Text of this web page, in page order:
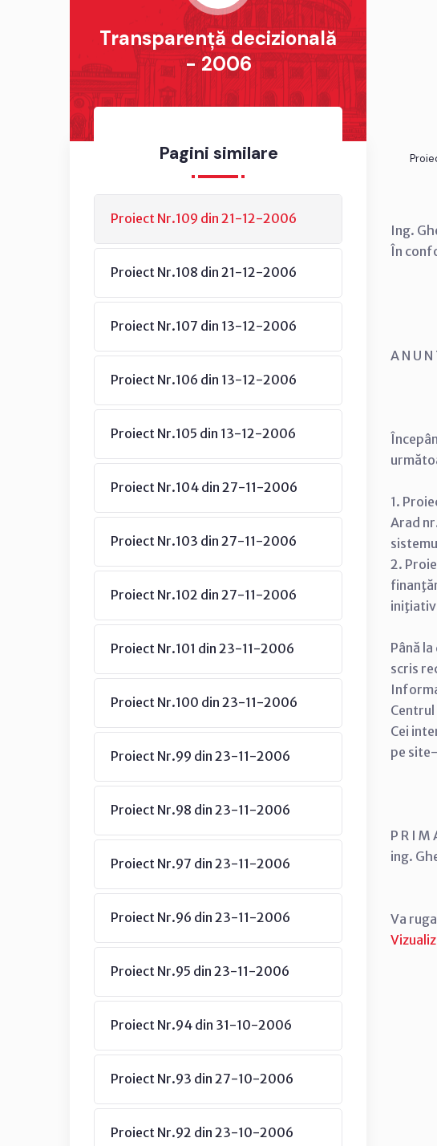
Transparență decizională
- 2006
Pagini similare
Proiect Nr.109 din 21-12-2006
Proiect Nr.108 din 21-12-2006
Proiect Nr.107 din 13-12-2006
Proiect Nr.106 din 13-12-2006
Proiect Nr.105 din 13-12-2006
Proiect Nr.104 din 27-11-2006
Proiect Nr.103 din 27-11-2006
Proiect Nr.102 din 27-11-2006
Proiect Nr.101 din 23-11-2006
Proiect Nr.100 din 23-11-2006
Proiect Nr.99 din 23-11-2006
Proiect Nr.98 din 23-11-2006
Proiect Nr.97 din 23-11-2006
Proiect Nr.96 din 23-11-2006
Proiect Nr.95 din 23-11-2006
Proiect Nr.94 din 31-10-2006
Proiect Nr.93 din 27-10-2006
Proiect Nr.92 din 23-10-2006
Ing.
În
A N U N
1.
Arad
2.
Până
scris
Cei
pe
P R I M
ing.
Va